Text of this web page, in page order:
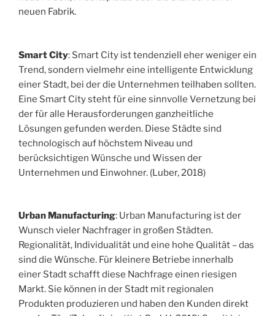
neuen Fabrik.
Smart City: Smart City ist tendenziell eher weniger ein
Trend, sondern vielmehr eine intelligente Entwicklung
einer Stadt, bei der die Unternehmen teilhaben sollten.
Eine Smart City steht für eine sinnvolle Vernetzung bei
der für alle Herausforderungen ganzheitliche
Lösungen gefunden werden. Diese Städte sind
technologisch auf höchstem Niveau und
berücksichtigen Wünsche und Wissen der
Unternehmen und Einwohner. (Luber, 2018)
Urban Manufacturing: Urban Manufacturing ist der
Wunsch vieler Nachfrager in großen Städten.
Regionalität, Individualität und eine hohe Qualität – das
sind die Wünsche. Für kleinere Betriebe innerhalb
einer Stadt schafft diese Nachfrage einen riesigen
Markt. Sie können in der Stadt mit regionalen
Produkten produzieren und haben den Kunden direkt